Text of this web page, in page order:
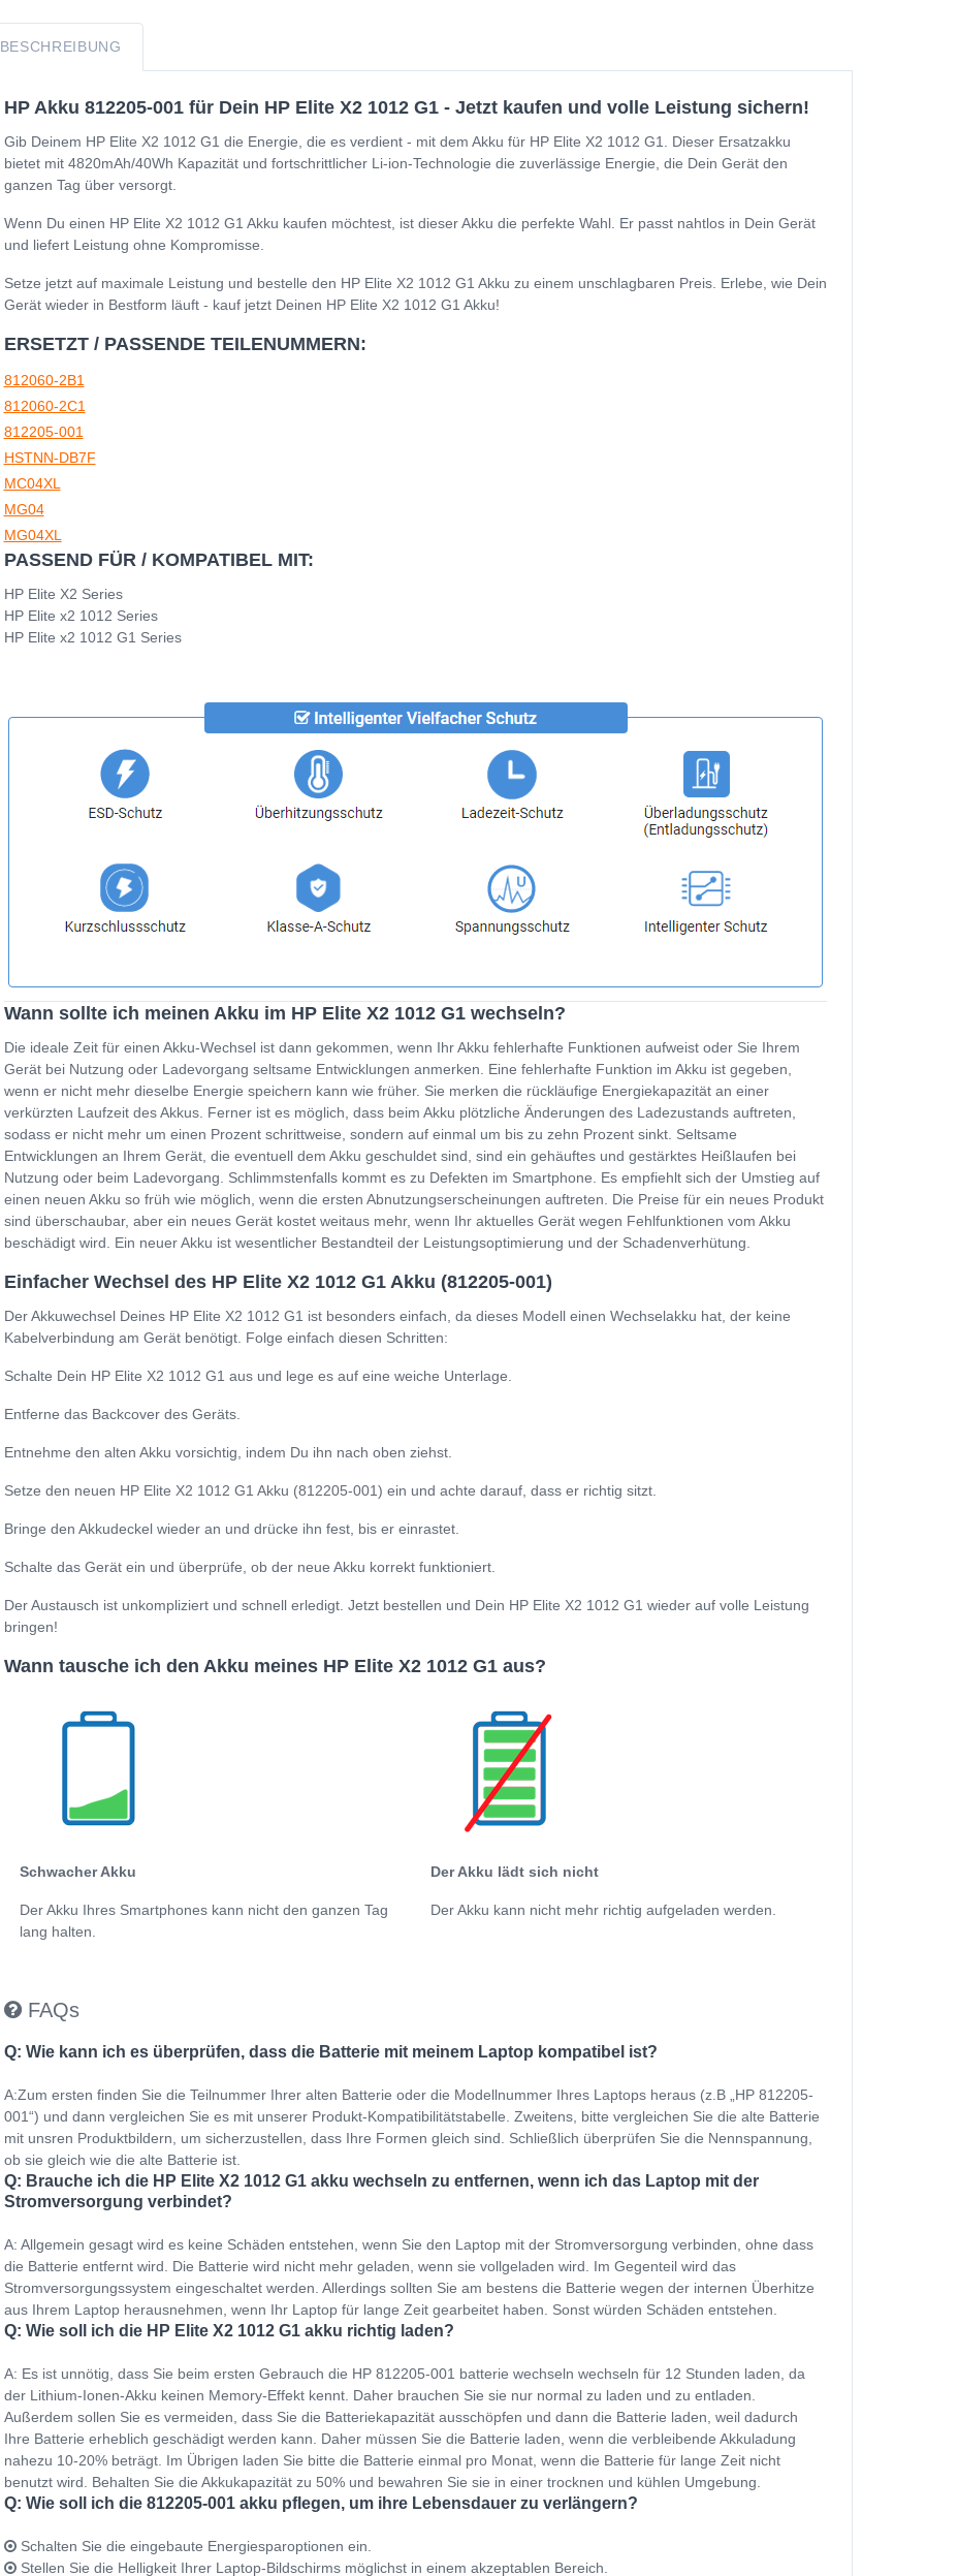
BESCHREIBUNG
HP Akku 812205-001 für Dein HP Elite X2 1012 G1 - Jetzt kaufen und volle Leistung sichern!
Gib Deinem HP Elite X2 1012 G1 die Energie, die es verdient - mit dem Akku für HP Elite X2 1012 G1. Dieser Ersatzakku
bietet mit 4820mAh/40Wh Kapazität und fortschrittlicher Li-ion-Technologie die zuverlässige Energie, die Dein Gerät den
ganzen Tag über versorgt.
Wenn Du einen HP Elite X2 1012 G1 Akku kaufen möchtest, ist dieser Akku die perfekte Wahl. Er passt nahtlos in Dein Gerät
und liefert Leistung ohne Kompromisse.
Setze jetzt auf maximale Leistung und bestelle den HP Elite X2 1012 G1 Akku zu einem unschlagbaren Preis. Erlebe, wie Dein
Gerät wieder in Bestform läuft - kauf jetzt Deinen HP Elite X2 1012 G1 Akku!
ERSETZT / PASSENDE TEILENUMMERN:
812060-2B1
812060-2C1
812205-001
HSTNN-DB7F
MC04XL
MG04
MG04XL
PASSEND FÜR / KOMPATIBEL MIT:
HP Elite X2 Series
HP Elite x2 1012 Series
HP Elite x2 1012 G1 Series
Wann sollte ich meinen Akku im HP Elite X2 1012 G1 wechseln?
Die ideale Zeit für einen Akku-Wechsel ist dann gekommen, wenn Ihr Akku fehlerhafte Funktionen aufweist oder Sie Ihrem
Gerät bei Nutzung oder Ladevorgang seltsame Entwicklungen anmerken. Eine fehlerhafte Funktion im Akku ist gegeben,
wenn er nicht mehr dieselbe Energie speichern kann wie früher. Sie merken die rückläufige Energiekapazität an einer
verkürzten Laufzeit des Akkus. Ferner ist es möglich, dass beim Akku plötzliche Änderungen des Ladezustands auftreten,
sodass er nicht mehr um einen Prozent schrittweise, sondern auf einmal um bis zu zehn Prozent sinkt. Seltsame
Entwicklungen an Ihrem Gerät, die eventuell dem Akku geschuldet sind, sind ein gehäuftes und gestärktes Heißlaufen bei
Nutzung oder beim Ladevorgang. Schlimmstenfalls kommt es zu Defekten im Smartphone. Es empfiehlt sich der Umstieg auf
einen neuen Akku so früh wie möglich, wenn die ersten Abnutzungserscheinungen auftreten. Die Preise für ein neues Produkt
sind überschaubar, aber ein neues Gerät kostet weitaus mehr, wenn Ihr aktuelles Gerät wegen Fehlfunktionen vom Akku
beschädigt wird. Ein neuer Akku ist wesentlicher Bestandteil der Leistungsoptimierung und der Schadenverhütung.
Einfacher Wechsel des HP Elite X2 1012 G1 Akku (812205-001)
Der Akkuwechsel Deines HP Elite X2 1012 G1 ist besonders einfach, da dieses Modell einen Wechselakku hat, der keine
Kabelverbindung am Gerät benötigt. Folge einfach diesen Schritten:
Schalte Dein HP Elite X2 1012 G1 aus und lege es auf eine weiche Unterlage.
Entferne das Backcover des Geräts.
Entnehme den alten Akku vorsichtig, indem Du ihn nach oben ziehst.
Setze den neuen HP Elite X2 1012 G1 Akku (812205-001) ein und achte darauf, dass er richtig sitzt.
Bringe den Akkudeckel wieder an und drücke ihn fest, bis er einrastet.
Schalte das Gerät ein und überprüfe, ob der neue Akku korrekt funktioniert.
Der Austausch ist unkompliziert und schnell erledigt. Jetzt bestellen und Dein HP Elite X2 1012 G1 wieder auf volle Leistung
bringen!
Wann tausche ich den Akku meines HP Elite X2 1012 G1 aus?
Schwacher Akku
Der Akku Ihres Smartphones kann nicht den ganzen Tag
lang halten.
Der Akku lädt sich nicht
Der Akku kann nicht mehr richtig aufgeladen werden.
FAQs
Q: Wie kann ich es überprüfen, dass die Batterie mit meinem Laptop kompatibel ist?
A:Zum ersten finden Sie die Teilnummer Ihrer alten Batterie oder die Modellnummer Ihres Laptops heraus (z.B „HP 812205-
001“) und dann vergleichen Sie es mit unserer Produkt-Kompatibilitätstabelle. Zweitens, bitte vergleichen Sie die alte Batterie
mit unsren Produktbildern, um sicherzustellen, dass Ihre Formen gleich sind. Schließlich überprüfen Sie die Nennspannung,
ob sie gleich wie die alte Batterie ist.
Q: Brauche ich die HP Elite X2 1012 G1 akku wechseln zu entfernen, wenn ich das Laptop mit der
Stromversorgung verbindet?
A: Allgemein gesagt wird es keine Schäden entstehen, wenn Sie den Laptop mit der Stromversorgung verbinden, ohne dass
die Batterie entfernt wird. Die Batterie wird nicht mehr geladen, wenn sie vollgeladen wird. Im Gegenteil wird das
Stromversorgungssystem eingeschaltet werden. Allerdings sollten Sie am bestens die Batterie wegen der internen Überhitze
aus Ihrem Laptop herausnehmen, wenn Ihr Laptop für lange Zeit gearbeitet haben. Sonst würden Schäden entstehen.
Q: Wie soll ich die HP Elite X2 1012 G1 akku richtig laden?
A: Es ist unnötig, dass Sie beim ersten Gebrauch die HP 812205-001 batterie wechseln wechseln für 12 Stunden laden, da
der Lithium-Ionen-Akku keinen Memory-Effekt kennt. Daher brauchen Sie sie nur normal zu laden und zu entladen.
Außerdem sollen Sie es vermeiden, dass Sie die Batteriekapazität ausschöpfen und dann die Batterie laden, weil dadurch
Ihre Batterie erheblich geschädigt werden kann. Daher müssen Sie die Batterie laden, wenn die verbleibende Akkuladung
nahezu 10-20% beträgt. Im Übrigen laden Sie bitte die Batterie einmal pro Monat, wenn die Batterie für lange Zeit nicht
benutzt wird. Behalten Sie die Akkukapazität zu 50% und bewahren Sie sie in einer trocknen und kühlen Umgebung.
Q: Wie soll ich die 812205-001 akku pflegen, um ihre Lebensdauer zu verlängern?
Schalten Sie die eingebaute Energiesparoptionen ein.
Stellen Sie die Helligkeit Ihrer Laptop-Bildschirms möglichst in einem akzeptablen Bereich.